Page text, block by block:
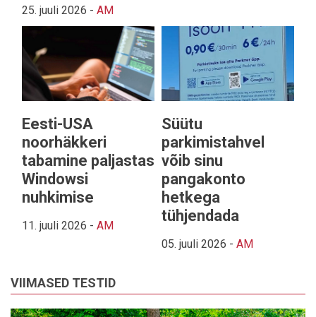
25. juuli 2026 - AM
Eesti-USA
noorhäkkeri
tabamine paljastas
Windowsi
nuhkimise
11. juuli 2026 - AM
Süütu
parkimistahvel
võib sinu
pangakonto
hetkega
tühjendada
05. juuli 2026 - AM
VIIMASED TESTID